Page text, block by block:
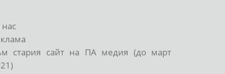
нас
стария сайт на ПА медия (до март